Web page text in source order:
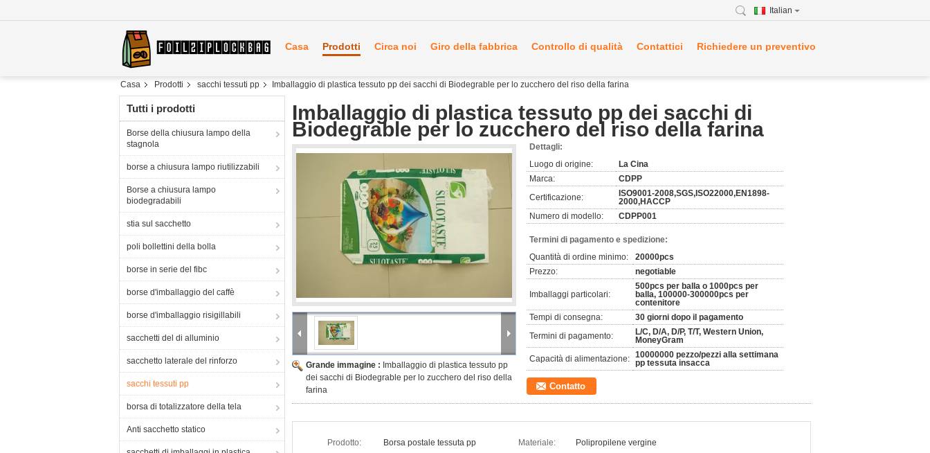
Italian
Casa Prodotti Circa noi Giro della fabbrica Controllo di qualità Contattici Richiedere un preventivo
Casa Prodotti sacchi tessuti pp Imballaggio di plastica tessuto pp dei sacchi di Biodegrable per lo zucchero del riso della farina
Tutti i prodotti
Borse della chiusura lampo della
stagnola
borse a chiusura lampo riutilizzabili
Borse a chiusura lampo
biodegradabili
stia sul sacchetto
poli bollettini della bolla
borse in serie del fibc
borse d'imballaggio del caffè
borse d'imballaggio risigillabili
sacchetti del di alluminio
sacchetto laterale del rinforzo
sacchi tessuti pp
borsa di totalizzatore della tela
Anti sacchetto statico
Imballaggio di plastica tessuto pp dei sacchi di
Biodegrable per lo zucchero del riso della farina
Grande immagine : Imballaggio di plastica tessuto pp
dei sacchi di Biodegrable per lo zucchero del riso della
farina
Dettagli:
Luogo di origine:
La Cina
Marca:
CDPP
Certificazione:
ISO9001-2008,SGS,ISO22000,EN1898-
2000,HACCP
Numero di modello:
CDPP001
Termini di pagamento e spedizione:
Quantità di ordine minimo:
20000pcs
Prezzo:
negotiable
Imballaggi particolari:
500pcs per balla o 1000pcs per
balla, 100000-300000pcs per
contenitore
Tempi di consegna:
30 giorni dopo il pagamento
Termini di pagamento:
L/C, D/A, D/P, T/T, Western Union,
MoneyGram
Capacità di alimentazione: 10000000 pezzo/pezzi alla settimana
pp tessuta insacca
Contatto
Prodotto: Borsa postale tessuta pp Materiale: Polipropilene vergine